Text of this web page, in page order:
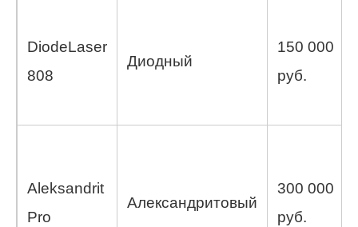
DiodeLaser
808
Диодный
150 000
руб.
Aleksandrit
Pro
Александритовый
300 000
руб.